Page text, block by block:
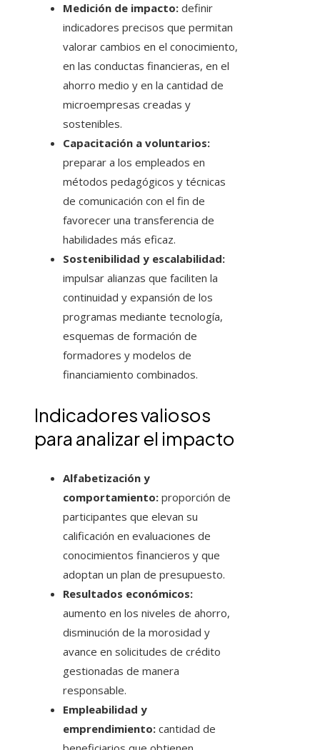
Medición de impacto: definir
indicadores precisos que permitan
valorar cambios en el conocimiento,
en las conductas financieras, en el
ahorro medio y en la cantidad de
microempresas creadas y
sostenibles.
Capacitación a voluntarios:
preparar a los empleados en
métodos pedagógicos y técnicas
de comunicación con el fin de
favorecer una transferencia de
habilidades más eficaz.
Sostenibilidad y escalabilidad:
impulsar alianzas que faciliten la
continuidad y expansión de los
programas mediante tecnología,
esquemas de formación de
formadores y modelos de
financiamiento combinados.
Indicadores valiosos
para analizar el impacto
Alfabetización y
comportamiento: proporción de
participantes que elevan su
calificación en evaluaciones de
conocimientos financieros y que
adoptan un plan de presupuesto.
Resultados económicos:
aumento en los niveles de ahorro,
disminución de la morosidad y
avance en solicitudes de crédito
gestionadas de manera
responsable.
Empleabilidad y
emprendimiento: cantidad de